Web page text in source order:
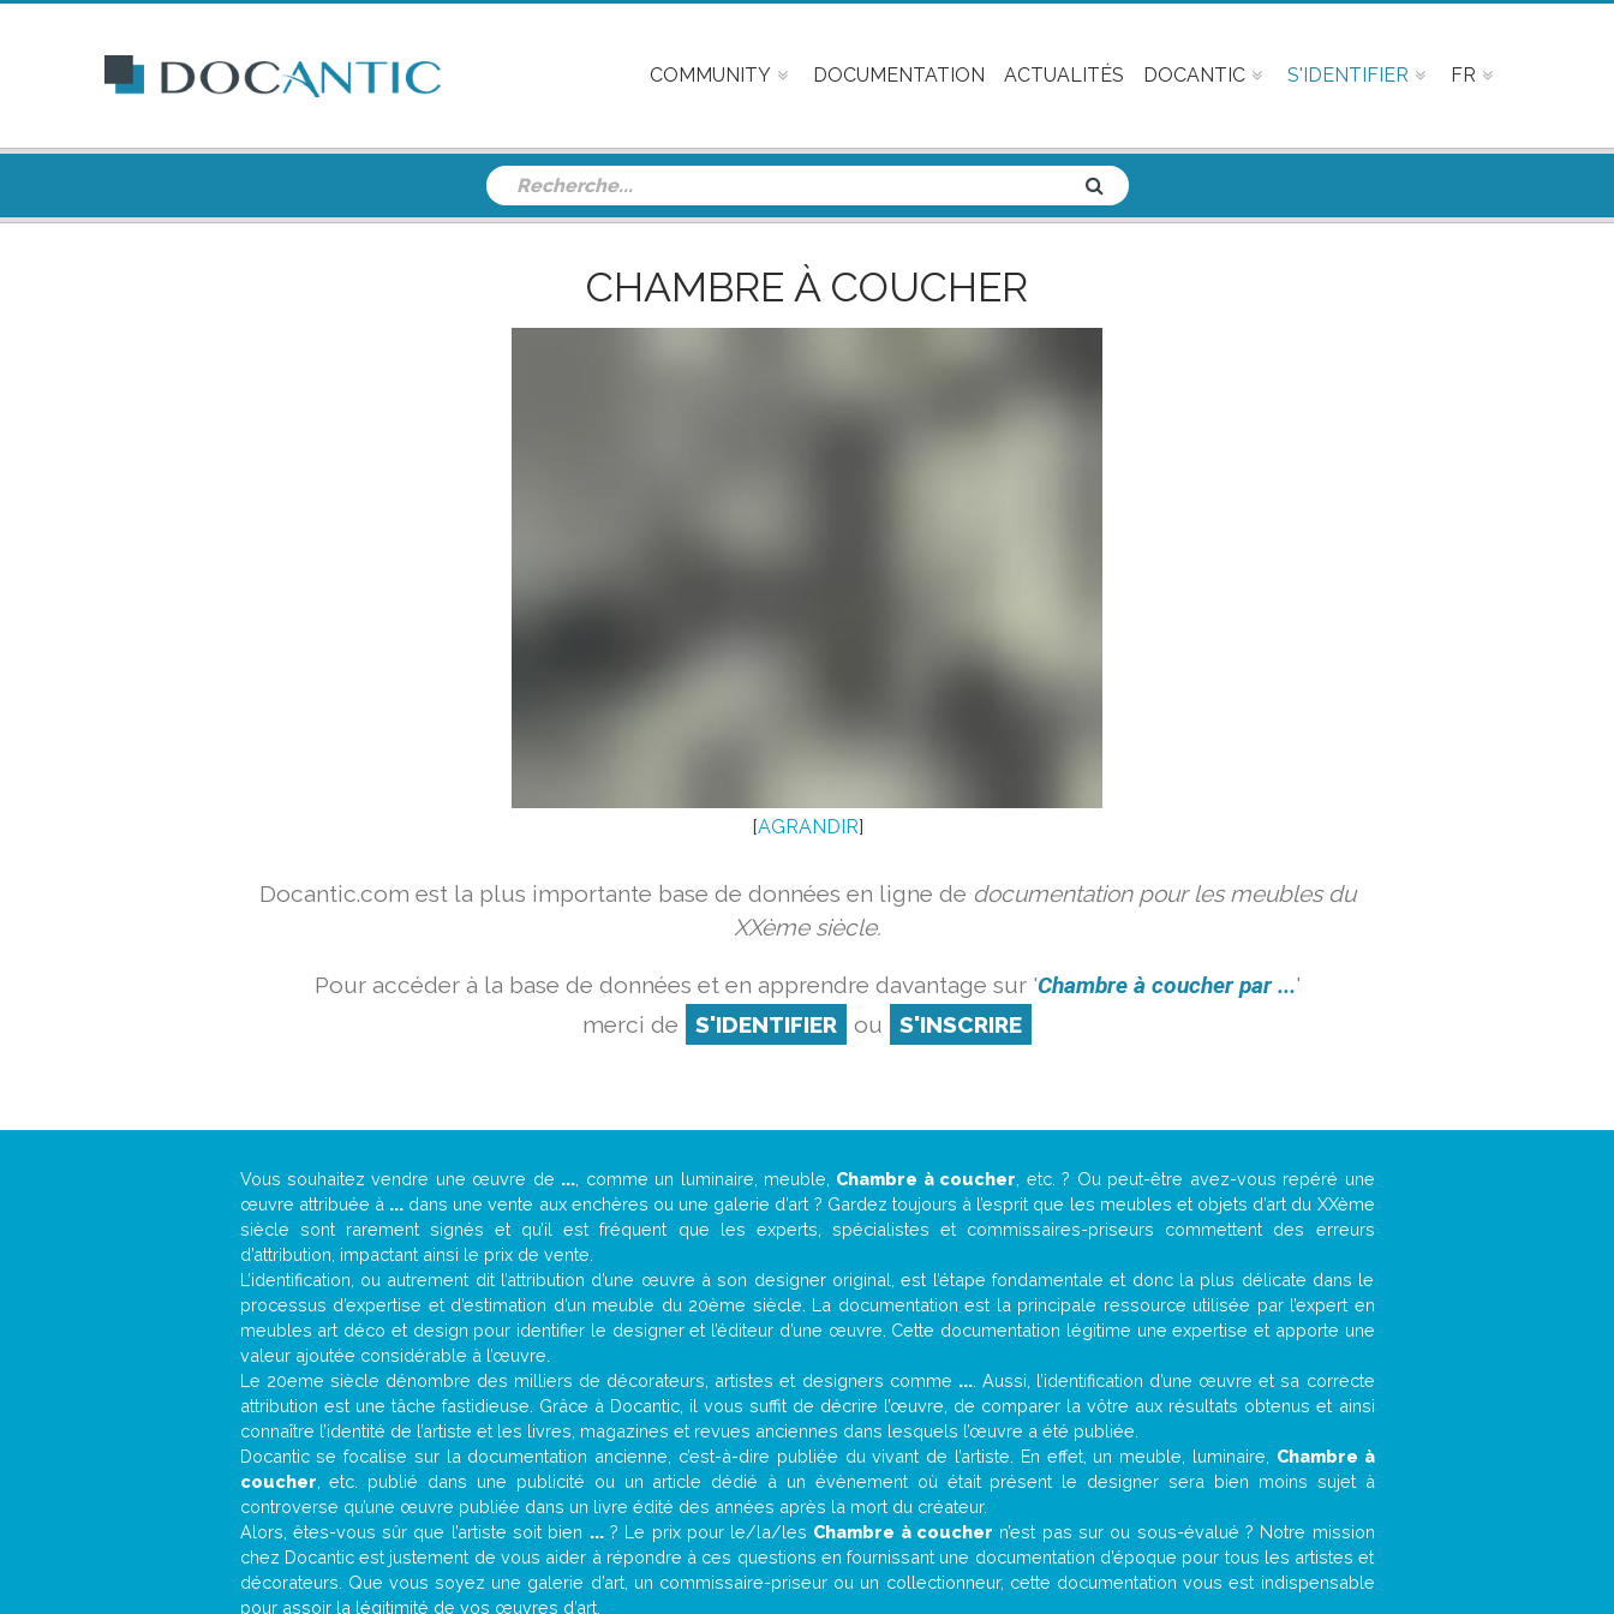
COMMUNITY DOCUMENTATION ACTUALITÉS DOCANTIC S'IDENTIFIER FR
CHAMBRE À COUCHER
[AGRANDIR]
Docantic.com est la plus importante base de données en ligne de documentation pour les meubles du
XXème siècle.
Pour accéder à la base de données et en apprendre davantage sur 'Chambre à coucher par ...'
merci de
S'IDENTIFIER ou S'INSCRIRE
Vous souhaitez vendre une œuvre de ... , comme un luminaire, meuble, Chambre à coucher , etc. ? Ou peut-être avez-vous repéré une
œuvre attribuée à ...dans une vente aux enchères ou une galerie d’art ? Gardez toujours à l’esprit que les meubles et objets d’art du XXème
siècle sont rarement signés et qu’il est fréquent que les experts, spécialistes et commissaires-priseurs commettent des erreurs
d’attribution, impactant ainsi le prix de vente.
L’identification, ou autrement dit l’attribution d’une œuvre à son designer original, est l’étape fondamentale et donc la plus délicate dans le
processus d’expertise et d’estimation d’un meuble du 20ème siècle. La documentation est la principale ressource utilisée par l’expert en
meubles art déco et design pour identifier le designer et l’éditeur d’une œuvre. Cette documentation légitime une expertise et apporte une
valeur ajoutée considérable à l’œuvre.
Le 20eme siècle dénombre des milliers de décorateurs, artistes et designers comme .... Aussi, l’identification d’une œuvre et sa correcte
attribution est une tâche fastidieuse. Grâce à Docantic, il vous suffit de décrire l’œuvre, de comparer la vôtre aux résultats obtenus et ainsi
connaître l’identité de l’artiste et les livres, magazines et revues anciennes dans lesquels l’œuvre a été publiée.
Docantic se focalise sur la documentation ancienne, c’est-à-dire publiée du vivant de l’artiste. En effet, un meuble, luminaire, Chambre à
coucher , etc. publié dans une publicité ou un article dédié à un évènement où était présent le designer sera bien moins sujet à
controverse qu’une œuvre publiée dans un livre édité des années après la mort du créateur.
Alors, êtes-vous sûr que l’artiste soit bien ...? Le prix pour le/la/les Chambre à coucher n’est pas sur ou sous-évalué ? Notre mission
chez Docantic est justement de vous aider à répondre à ces questions en fournissant une documentation d’époque pour tous les artistes et
décorateurs. Que vous soyez une galerie d’art, un commissaire-priseur ou un collectionneur, cette documentation vous est indispensable
pour assoir la légitimité de vos œuvres d’art.